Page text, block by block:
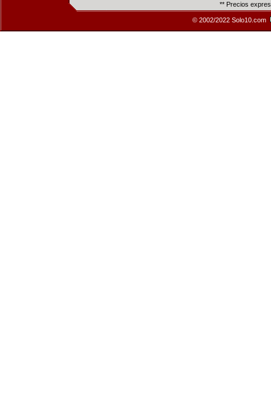
** Precios
© 2002/2022 Solo10.com